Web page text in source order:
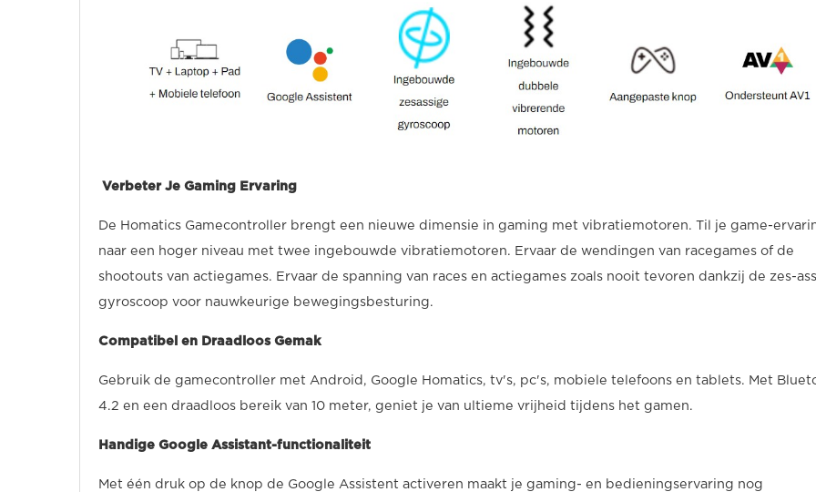
Verbeter Je Gaming Ervaring
De Homatics Gamecontroller brengt een nieuwe dimensie in gaming met vibratiemotoren. Til je game-
naar een hoger niveau met twee ingebouwde vibratiemotoren. Ervaar de wendingen van racegames of de
shootouts van actiegames. Ervaar de spanning van races en actiegames zoals nooit tevoren dankzij de zes-
gyroscoop voor nauwkeurige bewegingsbesturing.
Compatibel en Draadloos Gemak
Gebruik de gamecontroller met Android, Google Homatics, tv's, pc's, mobiele telefoons en tablets. Met
4.2 en een draadloos bereik van 10 meter, geniet je van ultieme vrijheid tijdens het gamen.
Handige Google Assistant-functionaliteit
Met één druk op de knop de Google Assistent activeren maakt je gaming- en bedieningservaring nog